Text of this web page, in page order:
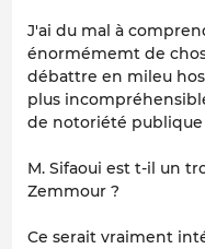
J'ai du mal à
énormémemt de
débattre en mileu
plus
de notoriété publique
M. Sifaoui est t-il un
Zemmour ?
Ce serait vraiment